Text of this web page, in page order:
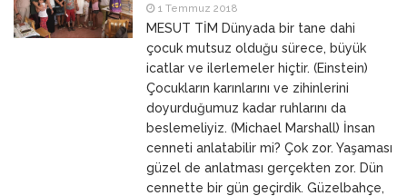
1 Temmuz 2018
MESUT TİM Dünyada bir tane dahi
çocuk mutsuz olduğu sürece, büyük
icatlar ve ilerlemeler hiçtir. (Einstein)
Çocukların karınlarını ve zihinlerini
doyurduğumuz kadar ruhlarını da
beslemeliyiz. (Michael Marshall) İnsan
cenneti anlatabilir mi? Çok zor. Yaşaması
güzel de anlatması gerçekten zor. Dün
cennette bir gün geçirdik. Güzelbahçe,